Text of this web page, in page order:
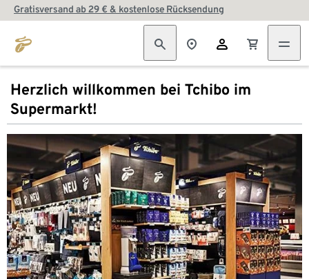
Gratisversand ab 29 € & kostenlose Rücksendung
Herzlich willkommen bei Tchibo im
Supermarkt!